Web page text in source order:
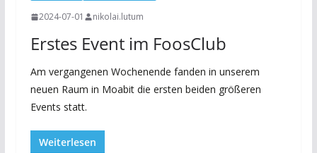
2024-07-01 nikolai.lutum
Erstes Event im FoosClub
Am vergangenen Wochenende fanden in unserem
neuen Raum in Moabit die ersten beiden größeren
Events statt.
Weiterlesen